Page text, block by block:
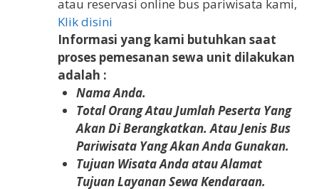
atau reservasi online bus pariwisata kami,
Klik disini
Informasi yang kami butuhkan saat
proses pemesanan sewa unit dilakukan
adalah :
Nama Anda.
Total Orang Atau Jumlah Peserta Yang
Akan Di Berangkatkan. Atau Jenis Bus
Pariwisata Yang Akan Anda Gunakan.
Tujuan Wisata Anda atau Alamat
Tujuan Layanan Sewa Kendaraan.